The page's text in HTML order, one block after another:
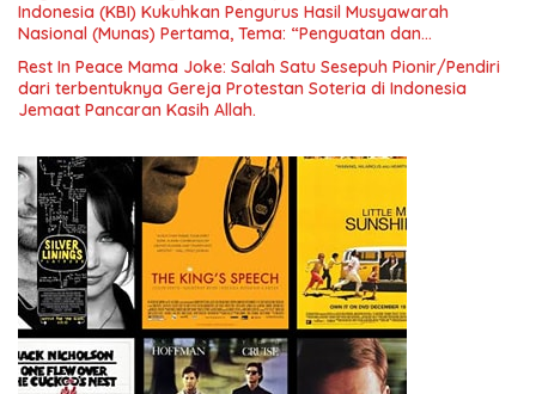
Indonesia (KBI) Kukuhkan Pengurus Hasil Musyawarah
Nasional (Munas) Pertama, Tema: “Penguatan dan
Pengembangan Organisasi KBI yang Berbasis Riset di seluruh
Indonesia dan Mancanegara”.
Rest In Peace Mama Joke: Salah Satu Sesepuh Pionir/Pendiri
dari terbentuknya Gereja Protestan Soteria di Indonesia
Jemaat Pancaran Kasih Allah.